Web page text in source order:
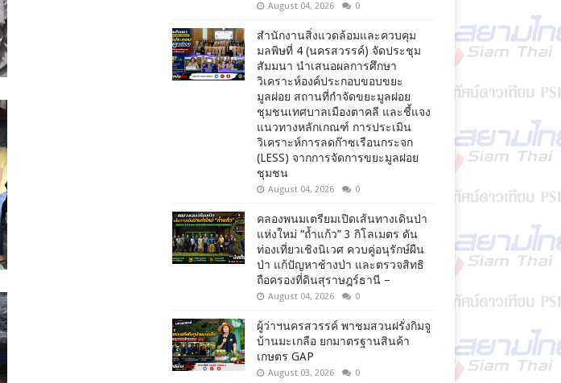
August 04, 2026 0
สำนักงานสิ่งแวดล้อมและควบคุม
มลพิษที่ 4 (นครสวรรค์) จัดประชุม
สัมมนา นำเสนอผลการศึกษา
วิเคราะห์องค์ประกอบขอบขยะ
มูลฝอย สถานที่กำจัดขยะมูลฝอย
ชุมชนเทศบาลเมืองตาคลี และชี้แจง
แนวทางหลักเกณฑ์ การประเมิน
วิเคราะห์การลดก๊าซเรือนกระจก
(LESS) จากการจัดการขยะมูลฝอย
ชุมชน
August 04, 2026 0
คลองพนมเตรียมเปิดเส้นทางเดินป่า
แห่งใหม่ “ถ้ำแก้ว” 3 กิโลเมตร ดัน
ท่องเที่ยวเชิงนิเวศ ควบคู่อนุรักษ์ผืน
ป่า แก้ปัญหาช้างป่า และตรวจสิทธิ
ถือครองที่ดินสุราษฎร์ธานี –
August 04, 2026 0
ผู้ว่าฯนครสวรรค์ พาชมสวนฝรั่งกิมจู
บ้านมะเกลือ ยกมาตรฐานสินค้า
เกษตร GAP
August 03, 2026 0